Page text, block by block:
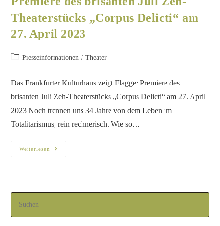
Theaterstücks „Corpus Delicti“ am
27. April 2023
Presseinformationen / Theater
Das Frankfurter Kulturhaus zeigt Flagge: Premiere des
brisanten Juli Zeh-Theaterstücks „Corpus Delicti“ am 27. April
2023 Noch trennen uns 34 Jahre von dem Leben im
Totalitarismus, rein rechnerisch. Wie so…
Weiterlesen